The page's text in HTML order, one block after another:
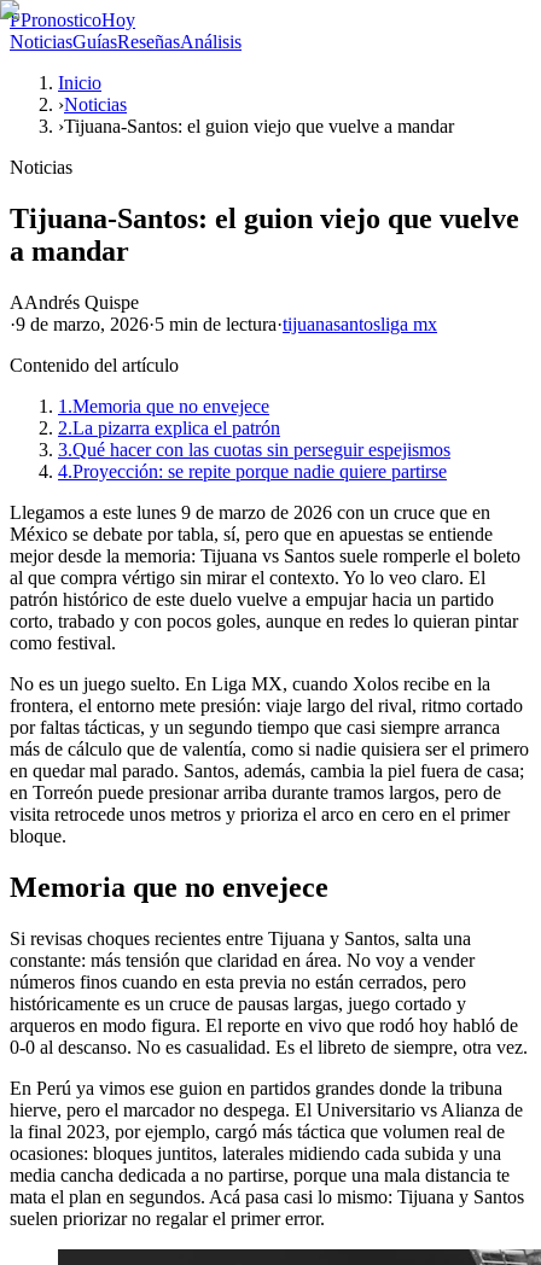
PPronosticoHoy
NoticiasGuíasReseñasAnálisis
Inicio
›Noticias
›Tijuana-Santos: el guion viejo que vuelve a mandar
Noticias
Tijuana-Santos: el guion viejo que vuelve
a mandar
AAndrés Quispe
·9 de marzo, 2026·5 min de lectura·tijuanasantosliga mx
Contenido del artículo
1.Memoria que no envejece
2.La pizarra explica el patrón
3.Qué hacer con las cuotas sin perseguir espejismos
4.Proyección: se repite porque nadie quiere partirse
Llegamos a este lunes 9 de marzo de 2026 con un cruce que en
México se debate por tabla, sí, pero que en apuestas se entiende
mejor desde la memoria: Tijuana vs Santos suele romperle el boleto
al que compra vértigo sin mirar el contexto. Yo lo veo claro. El
patrón histórico de este duelo vuelve a empujar hacia un partido
corto, trabado y con pocos goles, aunque en redes lo quieran pintar
como festival.
No es un juego suelto. En Liga MX, cuando Xolos recibe en la
frontera, el entorno mete presión: viaje largo del rival, ritmo cortado
por faltas tácticas, y un segundo tiempo que casi siempre arranca
más de cálculo que de valentía, como si nadie quisiera ser el primero
en quedar mal parado. Santos, además, cambia la piel fuera de casa;
en Torreón puede presionar arriba durante tramos largos, pero de
visita retrocede unos metros y prioriza el arco en cero en el primer
bloque.
Memoria que no envejece
Si revisas choques recientes entre Tijuana y Santos, salta una
constante: más tensión que claridad en área. No voy a vender
números finos cuando en esta previa no están cerrados, pero
históricamente es un cruce de pausas largas, juego cortado y
arqueros en modo figura. El reporte en vivo que rodó hoy habló de
0-0 al descanso. No es casualidad. Es el libreto de siempre, otra vez.
En Perú ya vimos ese guion en partidos grandes donde la tribuna
hierve, pero el marcador no despega. El Universitario vs Alianza de
la final 2023, por ejemplo, cargó más táctica que volumen real de
ocasiones: bloques juntitos, laterales midiendo cada subida y una
media cancha dedicada a no partirse, porque una mala distancia te
mata el plan en segundos. Acá pasa casi lo mismo: Tijuana y Santos
suelen priorizar no regalar el primer error.